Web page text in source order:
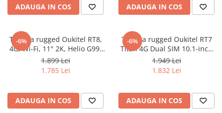
Oală sub Presiune
Grătar Grill
Gătit cu Aburi
Blender
Aparate de Cafea
ADAUGA IN COS ADAUGA IN COS
-6%
Tableta rugged Oukitel RT8,
4G, Wi-Fi, 11" 2K, Helio G99,
6GB RAM, 256GB, 4-Difuzoare,
NFC, GPS, 20000mAh, Android
1.899 Lei
1.785 Lei
ADAUGA IN COS
-6%
Tableta rugged Oukitel RT7
Titan 4G Dual SIM 10.1-inch
8GB RAM + 256GB NFC
Scanner Barcode Profesional
1.949 Lei
1.832 Lei
ADAUGA IN COS